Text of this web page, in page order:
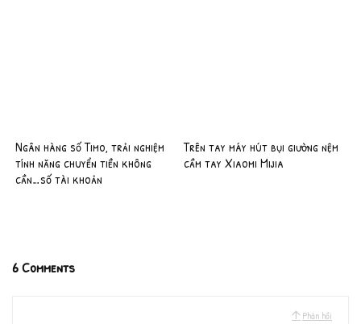
Ngân hàng số Timo, trải nghiệm
tính năng chuyển tiền không
cần…số tài khoản
Trên tay máy hút bụi giường nệm
cầm tay Xiaomi Mijia
6 Comments
Phản hồi